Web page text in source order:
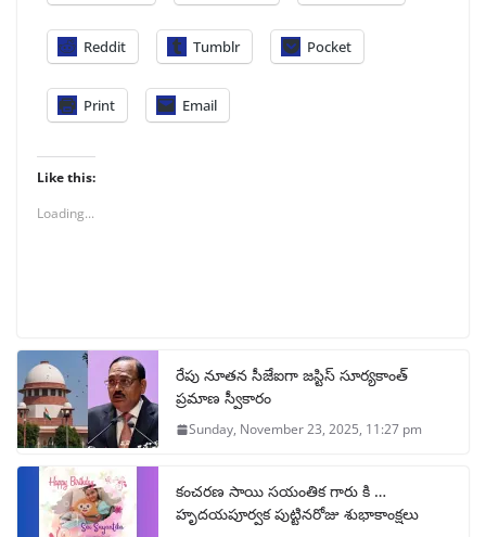
Reddit Tumblr Pocket
Print Email
Like this:
Loading...
రేపు నూతన సీజేఐగా జస్టిస్ సూర్యకాంత్
ప్రమాణ స్వీకారం
Sunday, November 23, 2025, 11:27 pm
కంచరణ సాయి సయంతిక గారు కి …
హృదయపూర్వక పుట్టినరోజు శుభాకాంక్షలు